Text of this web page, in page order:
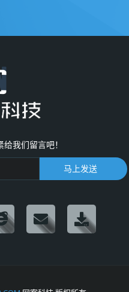
我们留言吧！